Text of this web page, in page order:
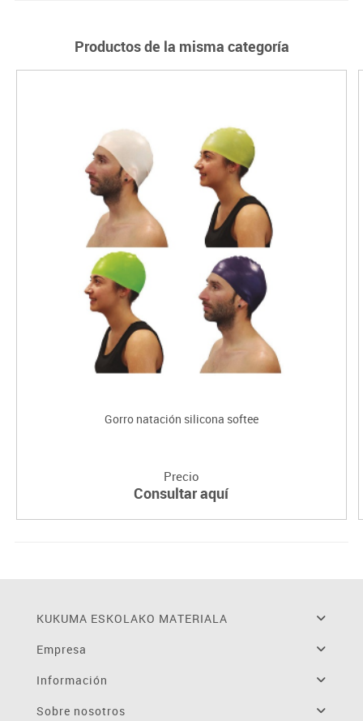
Productos de la misma categoría
Gorro natación silicona softee
Precio
Consultar aquí
KUKUMA ESKOLAKO MATERIALA
Empresa
Información
Sobre nosotros